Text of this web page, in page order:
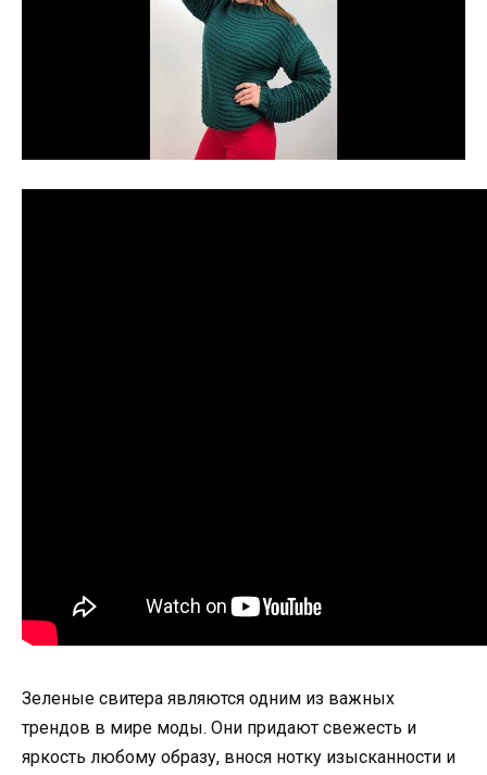
Зеленые свитера являются одним из важных
трендов в мире моды. Они придают свежесть и
яркость любому образу, внося нотку изысканности и